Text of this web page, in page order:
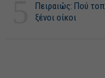
Πειραιώς: Πού
ξένοι οίκοι